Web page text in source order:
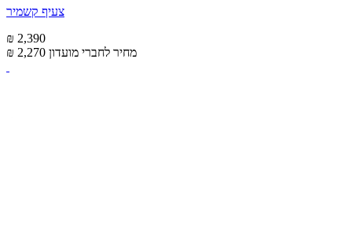
צעיף קשמיר
₪ 2,390
₪ 2,270 מחיר לחברי מועדון